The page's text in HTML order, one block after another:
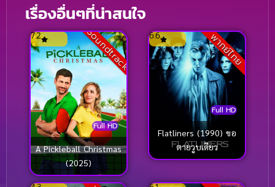
เรื่องอื่นๆที่น่าสนใจ
Soundtrack
Full HD
7.2
A Pickleball Christmas
(2025)
พากย์ไทย
Full HD
6.6
Flatliners (1990) ขอ
ตายวูบเดียว